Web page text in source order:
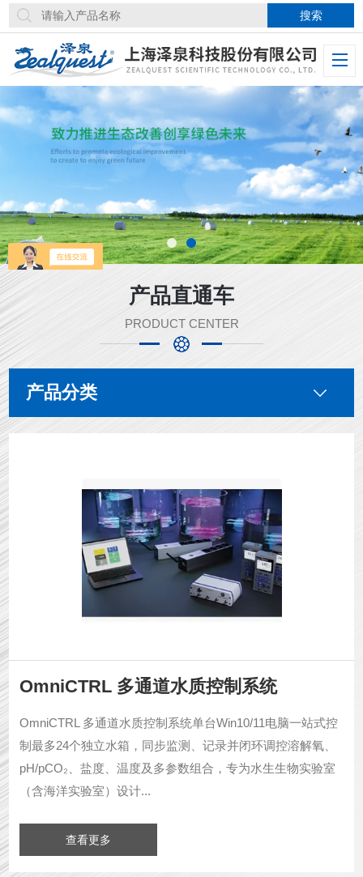
产品直通车
PRODUCT CENTER
产品分类
OmniCTRL 多通道水质控制系统
OmniCTRL 多通道水质控制系统单台Win10/11电脑一站式控
制最多24个独立水箱，同步监测、记录并闭环调控溶解氧、
pH/pCO₂、盐度、温度及多参数组合，专为水生生物实验室
（含海洋实验室）设计...
查看更多